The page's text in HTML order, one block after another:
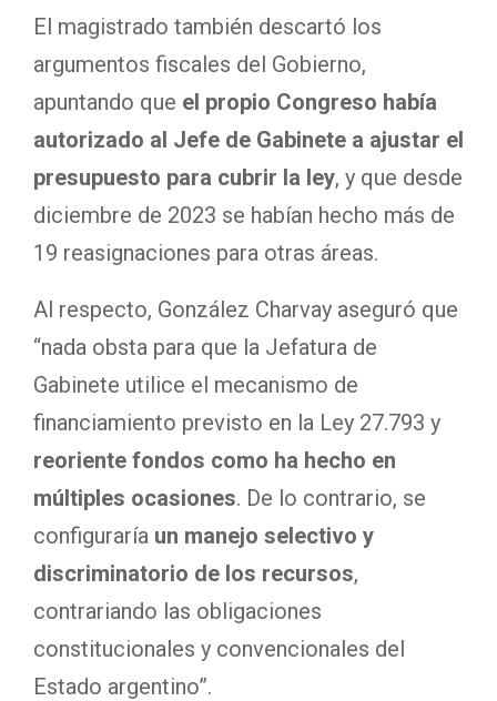
El magistrado también descartó los
argumentos fiscales del Gobierno,
apuntando que el propio Congreso había
autorizado al Jefe de Gabinete a ajustar el
presupuesto para cubrir la ley, y que desde
diciembre de 2023 se habían hecho más de
19 reasignaciones para otras áreas.
Al respecto, González Charvay aseguró que
“nada obsta para que la Jefatura de
Gabinete utilice el mecanismo de
financiamiento previsto en la Ley 27.793 y
reoriente fondos como ha hecho en
múltiples ocasiones. De lo contrario, se
configuraría un manejo selectivo y
discriminatorio de los recursos,
contrariando las obligaciones
constitucionales y convencionales del
Estado argentino”.